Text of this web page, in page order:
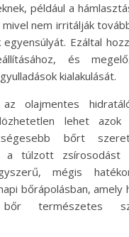
például a
mivel nem irritálják
Ezáltal
és
kialakulását.
az olajmentes
lehet azok
bőrt
a túlzott
mégis
bőrápolásban, amely
természetes